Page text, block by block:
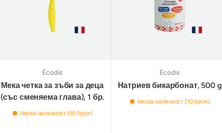
Écodis
Мека четка за зъби за деца
(със сменяема глава), 1 бр.
Ниска наличност (10 броя)
Écodis
Натриев бикарбонат, 500 g
Ниска наличност (10 броя)